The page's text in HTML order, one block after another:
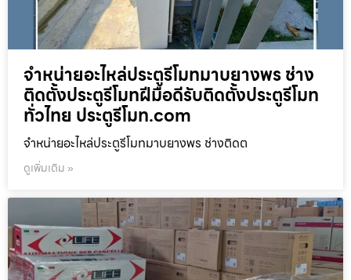
จำหน่ายอะไหล่ประตูรีโมทมาบยางพร ช่าง
ติดตั้งประตูรีโมทฝีมือดีรับติดตั้งประตูรีโมท
ทั่วไทย ประตูรีโมท.com
จำหน่ายอะไหล่ประตูรีโมทมาบยางพร ช่างติดต
ดูเพิ่มเติม »